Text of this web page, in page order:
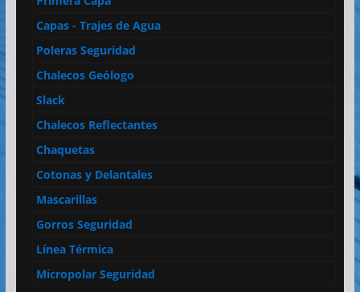
Capas - Trajes de Agua
Poleras Seguridad
Chalecos Geólogo
Slack
Chalecos Reflectantes
Chaquetas
Cotonas y Delantales
Mascarillas
Gorros Seguridad
Línea Térmica
Micropolar Seguridad